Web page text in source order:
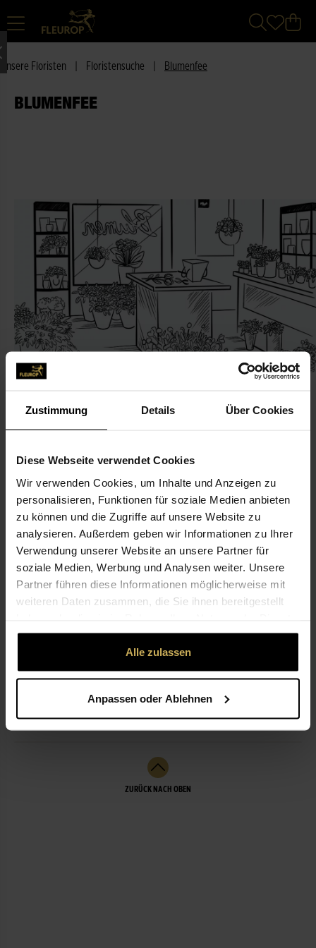
Zustimmung Details Über Cookies
Diese Webseite verwendet Cookies
Wir verwenden Cookies, um Inhalte und Anzeigen zu
personalisieren, Funktionen für soziale Medien anbieten
zu können und die Zugriffe auf unsere Website zu
analysieren. Außerdem geben wir Informationen zu Ihrer
Verwendung unserer Website an unsere Partner für
soziale Medien, Werbung und Analysen weiter. Unsere
Partner führen diese Informationen möglicherweise mit
weiteren Daten zusammen, die Sie ihnen bereitgestellt
gesammelt haben.
Alle zulassen
Anpassen oder Ablehnen
Unsere Floristen Floristensuche Blumenfee
BLUMENFEE
KONTAKT
Blumenfee
Farrenkopf Marina, Blumenfee
Hauptstr. 169
97896 Freudenberg
09375-3799803
marina1981@gmx.de
ÖFFNUNGSZEITEN
LEISTUNGEN
ZURÜCK NACH OBEN